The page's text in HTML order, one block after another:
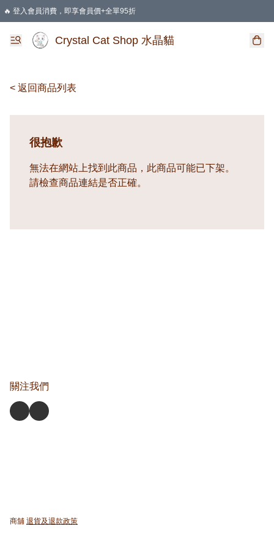
🔥 登入會員消費，即享會員價+全單95折
🛍️ 購物滿HKD 400 即享免運費優惠
Crystal Cat Shop 水晶貓
< 返回商品列表
很抱歉
無法在網站上找到此商品，此商品可能已下架。
請檢查商品連結是否正確。
關注我們
商舖 退貨及退款政策